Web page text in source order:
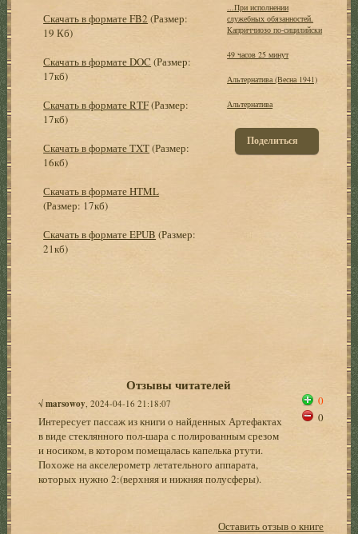
Скачать в формате FB2 (Размер:
19 Кб)
Скачать в формате DOC (Размер:
17кб)
Скачать в формате RTF(Размер:
17кб)
Скачать в формате TXT(Размер:
16кб)
Скачать в формате HTML
(Размер: 17кб)
Скачать в формате EPUB (Размер:
21кб)
...При исполнении
служебных обязанностей.
Каприччиозо по-сицилийски
49 часов 25 минут
Альтеpнатива (Весна 1941)
Альтернатива
Поделиться
Отзывы читателей
√marsowoy , 2024-04-16 21:18:07
Интересует пассаж из книги о найденных Артефактах
в виде стеклянного пол-шара с полированным срезом
и носиком, в котором помещалась капелька ртути.
Похоже на акселерометр летательного аппарата,
которых нужно 2:(верхняя и нижняя полусферы).
0
0
Оставить отзыв о книге